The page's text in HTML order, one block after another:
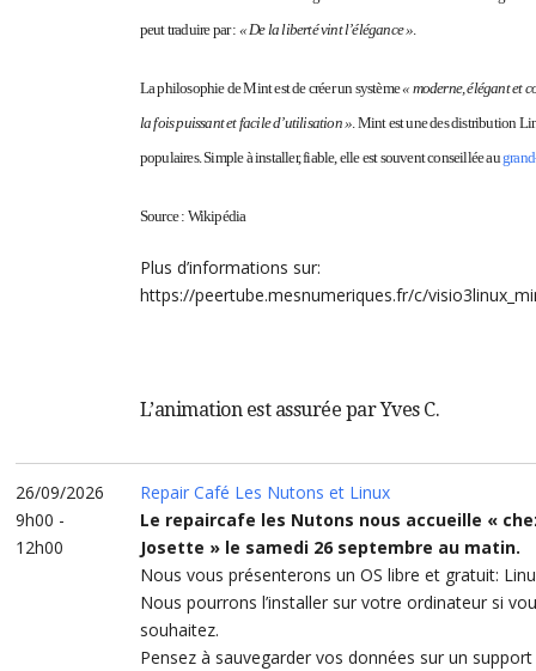
peut traduire par : « De la liberté vint l’élégance »
La philosophie de Mint est de créer un système« moderne, élégant et
la fois puissant et facile d’utilisation » . Mint est une des distribution
populaires. Simple à installer, fiable, elle est souvent conseillée au
Source : Wikipédia
Plus d’informations sur:
https://peertube.mesnumeriques.fr/c/
L’animation est assurée par Yves C.
26/09/2026
9h00 -
12h00
Repair Café Les Nutons et Linux
Le repaircafe les Nutons nous accueille «
Josette » le samedi 26 septembre au matin.
Nous vous présenterons un OS libre et gratuit:
Nous pourrons l’installer sur votre ordinateur si
souhaitez.
Pensez à sauvegarder vos données sur un